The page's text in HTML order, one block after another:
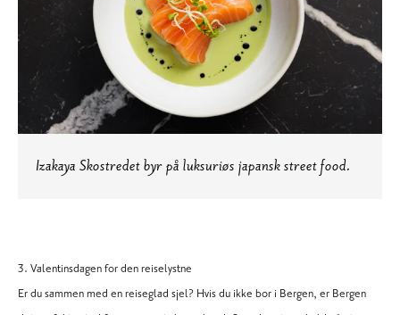
Izakaya Skostredet byr på luksuriøs japansk street food.
3. Valentinsdagen for den reiselystne
Er du sammen med en reiseglad sjel? Hvis du ikke bor i Bergen, er Bergen